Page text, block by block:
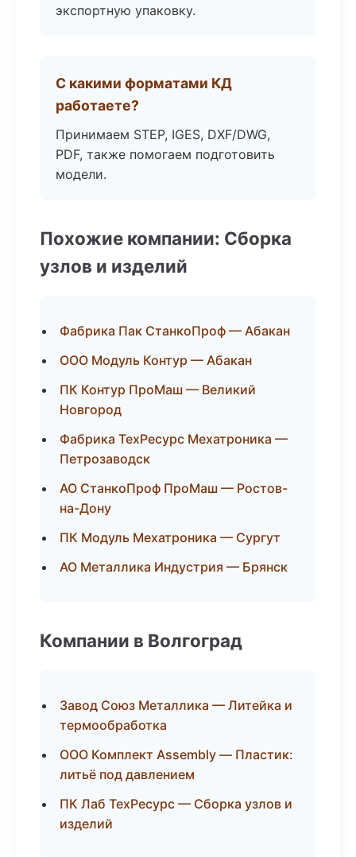
экспортную упаковку.
С какими форматами КД
работаете?
Принимаем STEP, IGES, DXF/DWG,
PDF, также помогаем подготовить
модели.
Похожие компании: Сборка
узлов и изделий
Фабрика Пак СтанкоПроф — Абакан
ООО Модуль Контур — Абакан
ПК Контур ПроМаш — Великий
Новгород
Фабрика ТехРесурс Мехатроника —
Петрозаводск
АО СтанкоПроф ПроМаш — Ростов-
на-Дону
ПК Модуль Мехатроника — Сургут
АО Металлика Индустрия — Брянск
Компании в Волгоград
Завод Союз Металлика — Литейка и
термообработка
ООО Комплект Assembly — Пластик:
литьё под давлением
ПК Лаб ТехРесурс — Сборка узлов и
изделий